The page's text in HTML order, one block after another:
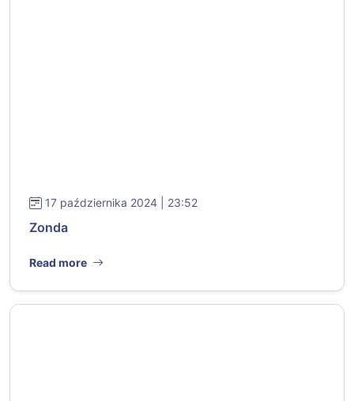
17 października 2024 | 23:52
Zonda
Read more